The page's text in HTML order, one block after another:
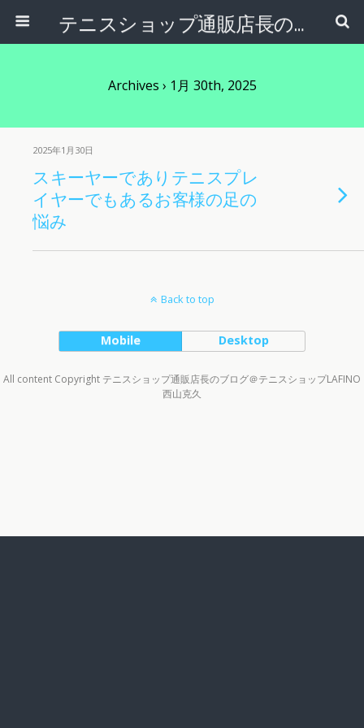
テニスショップ通販店長のブログ＠テニスショップLAFINO 西山克久
Archives › 1月 30th, 2025
2025年1月30日
スキーヤーでありテニスプレ
イヤーでもあるお客様の足の
悩み
Back to top
Mobile Desktop
All content Copyright テニスショップ通販店長のブログ＠テニスショップLAFINO
西山克久